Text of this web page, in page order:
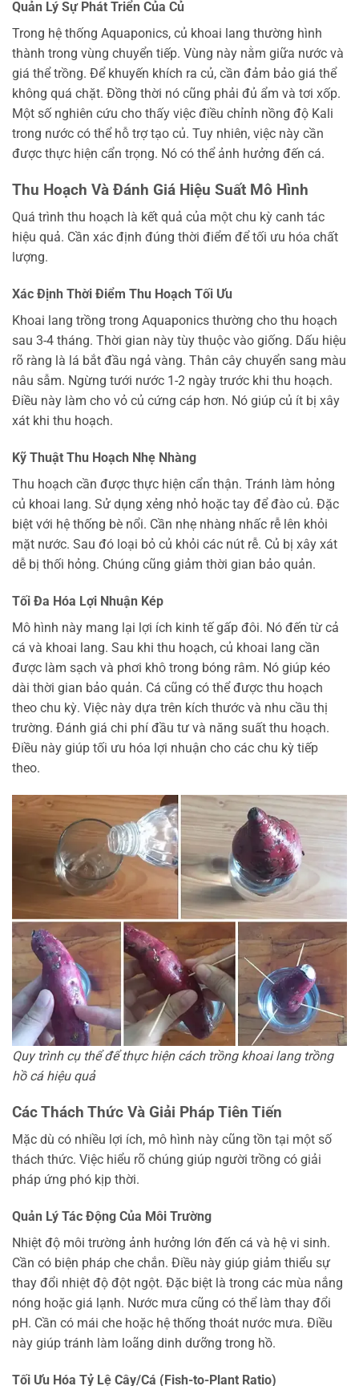
Quản Lý Sự Phát Triển Của Củ
Trong hệ thống Aquaponics, củ khoai lang thường hình
thành trong vùng chuyển tiếp. Vùng này nằm giữa nước và
giá thể trồng. Để khuyến khích ra củ, cần đảm bảo giá thể
không quá chặt. Đồng thời nó cũng phải đủ ẩm và tơi xốp.
Một số nghiên cứu cho thấy việc điều chỉnh nồng độ Kali
trong nước có thể hỗ trợ tạo củ. Tuy nhiên, việc này cần
được thực hiện cẩn trọng. Nó có thể ảnh hưởng đến cá.
Thu Hoạch Và Đánh Giá Hiệu Suất Mô Hình
Quá trình thu hoạch là kết quả của một chu kỳ canh tác
hiệu quả. Cần xác định đúng thời điểm để tối ưu hóa chất
lượng.
Xác Định Thời Điểm Thu Hoạch Tối Ưu
Khoai lang trồng trong Aquaponics thường cho thu hoạch
sau 3-4 tháng. Thời gian này tùy thuộc vào giống. Dấu hiệu
rõ ràng là lá bắt đầu ngả vàng. Thân cây chuyển sang màu
nâu sẫm. Ngừng tưới nước 1-2 ngày trước khi thu hoạch.
Điều này làm cho vỏ củ cứng cáp hơn. Nó giúp củ ít bị xây
xát khi thu hoạch.
Kỹ Thuật Thu Hoạch Nhẹ Nhàng
Thu hoạch cần được thực hiện cẩn thận. Tránh làm hỏng
củ khoai lang. Sử dụng xẻng nhỏ hoặc tay để đào củ. Đặc
biệt với hệ thống bè nổi. Cần nhẹ nhàng nhấc rễ lên khỏi
mặt nước. Sau đó loại bỏ củ khỏi các nút rễ. Củ bị xây xát
dễ bị thối hỏng. Chúng cũng giảm thời gian bảo quản.
Tối Đa Hóa Lợi Nhuận Kép
Mô hình này mang lại lợi ích kinh tế gấp đôi. Nó đến từ cả
cá và khoai lang. Sau khi thu hoạch, củ khoai lang cần
được làm sạch và phơi khô trong bóng râm. Nó giúp kéo
dài thời gian bảo quản. Cá cũng có thể được thu hoạch
theo chu kỳ. Việc này dựa trên kích thước và nhu cầu thị
trường. Đánh giá chi phí đầu tư và năng suất thu hoạch.
Điều này giúp tối ưu hóa lợi nhuận cho các chu kỳ tiếp
theo.
Quy trình cụ thể để thực hiện cách trồng khoai lang trồng
hồ cá hiệu quả
Các Thách Thức Và Giải Pháp Tiên Tiến
Mặc dù có nhiều lợi ích, mô hình này cũng tồn tại một số
thách thức. Việc hiểu rõ chúng giúp người trồng có giải
pháp ứng phó kịp thời.
Quản Lý Tác Động Của Môi Trường
Nhiệt độ môi trường ảnh hưởng lớn đến cá và hệ vi sinh.
Cần có biện pháp che chắn. Điều này giúp giảm thiểu sự
thay đổi nhiệt độ đột ngột. Đặc biệt là trong các mùa nắng
nóng hoặc giá lạnh. Nước mưa cũng có thể làm thay đổi
pH. Cần có mái che hoặc hệ thống thoát nước mưa. Điều
này giúp tránh làm loãng dinh dưỡng trong hồ.
Tối Ưu Hóa Tỷ Lệ Cây/Cá (Fish-to-Plant Ratio)